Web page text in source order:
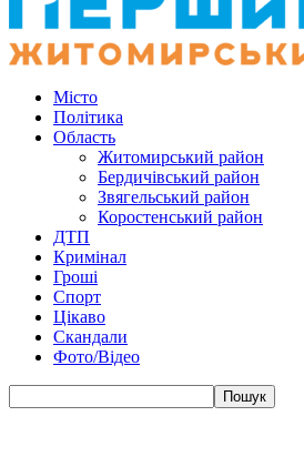
Місто
Політика
Область
Житомирський район
Бердичівський район
Звягельський район
Коростенський район
ДТП
Кримінал
Гроші
Спорт
Цікаво
Скандали
Фото/Відео